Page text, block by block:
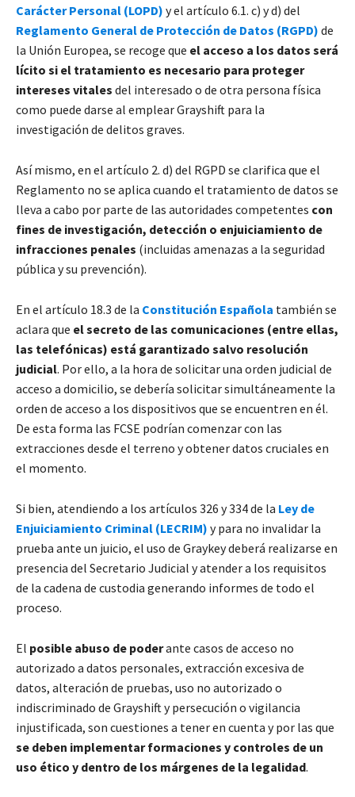
Carácter Personal (LOPD) y el artículo 6.1. c) y d) del
Reglamento General de Protección de Datos (RGPD) de
la Unión Europea, se recoge que el acceso a los datos será
lícito si el tratamiento es necesario para proteger
intereses vitales del interesado o de otra persona física
como puede darse al emplear Grayshift para la
investigación de delitos graves.
Así mismo, en el artículo 2. d) del RGPD se clarifica que el
Reglamento no se aplica cuando el tratamiento de datos se
lleva a cabo por parte de las autoridades competentes con
fines de investigación, detección o enjuiciamiento de
infracciones penales (incluidas amenazas a la seguridad
pública y su prevención).
En el artículo 18.3 de la Constitución Española también se
aclara que el secreto de las comunicaciones (entre ellas,
las telefónicas) está garantizado salvo resolución
judicial. Por ello, a la hora de solicitar una orden judicial de
acceso a domicilio, se debería solicitar simultáneamente la
orden de acceso a los dispositivos que se encuentren en él.
De esta forma las FCSE podrían comenzar con las
extracciones desde el terreno y obtener datos cruciales en
el momento.
Si bien, atendiendo a los artículos 326 y 334 de la Ley de
Enjuiciamiento Criminal (LECRIM) y para no invalidar la
prueba ante un juicio, el uso de Graykey deberá realizarse en
presencia del Secretario Judicial y atender a los requisitos
de la cadena de custodia generando informes de todo el
proceso.
El posible abuso de poderante casos de acceso no
autorizado a datos personales, extracción excesiva de
datos, alteración de pruebas, uso no autorizado o
indiscriminado de Grayshift y persecución o vigilancia
injustificada, son cuestiones a tener en cuenta y por las que
se deben implementar formaciones y controles de un
uso ético y dentro de los márgenes de la legalidad.